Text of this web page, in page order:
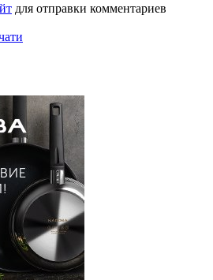
для отправки комментариев